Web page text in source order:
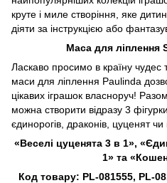
круте і миле створіння, яке
діяти за інструкцією або
Маса для ліплення
Ласкаво просимо в країну чудес
маси для ліплення Paulinda
цікавих іграшок власноруч!
можна створити відразу 3
єдинорогів, драконів, цуценят
«Веселі цуценята 3 в 1»,
1» та
Код товару: PL-081555, PL-